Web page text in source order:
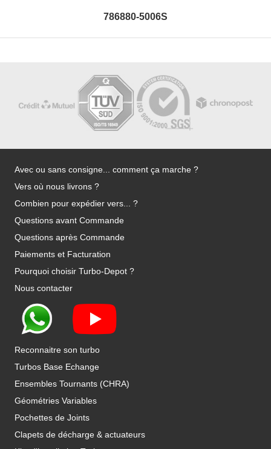
786880-5006S
Avec ou sans consigne... comment ça marche ?
Vers où nous livrons ?
Combien pour expédier vers... ?
Questions avant Commande
Questions après Commande
Paiements et Facturation
Pourquoi choisir Turbo-Depot ?
Nous contacter
Reconnaitre son turbo
Turbos Base Echange
Ensembles Tournants (CHRA)
Géométries Variables
Pochettes de Joints
Clapets de décharge & actuateurs